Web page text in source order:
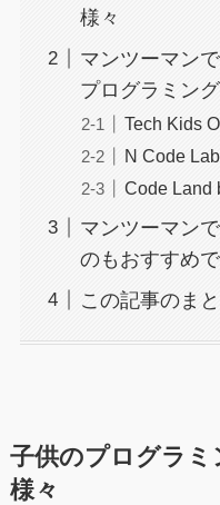
様々
マンツーマン
プログラミン
Tech Kids
N Code
Code Land
マンツーマン
のもおすすめで
この記事のま
子供のプログラミ
様々